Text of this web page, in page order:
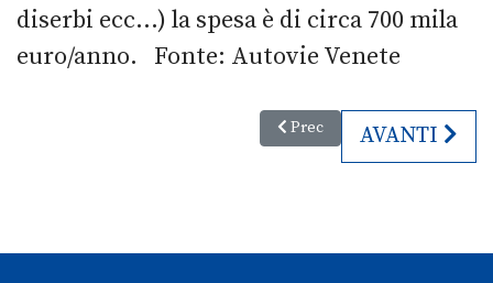
diserbi ecc…) la spesa è di circa 700 mila
euro/anno. Fonte: Autovie Venete
Articolo precedente: Ciclovia
Prec ARTICOLO
AVANTI